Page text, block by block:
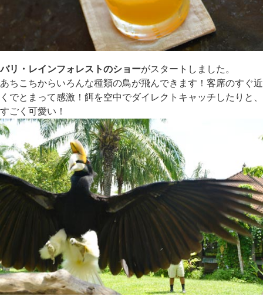
バリ・レインフォレストのショーがスタートしました。
あちこちからいろんな種類の鳥が飛んできます！客席のすぐ近
くでとまって感激！餌を空中でダイレクトキャッチしたりと、
すごく可愛い！